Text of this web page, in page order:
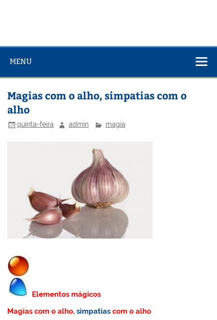
MENU
Magias com o alho, simpatias com o
alho
quinta-feira admin magia
Elementos mágicos
Magias com o alho,simpatias com o alho